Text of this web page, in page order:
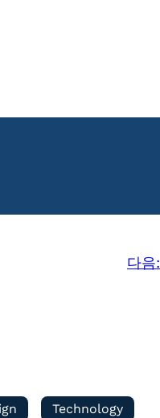
다음:
Technology